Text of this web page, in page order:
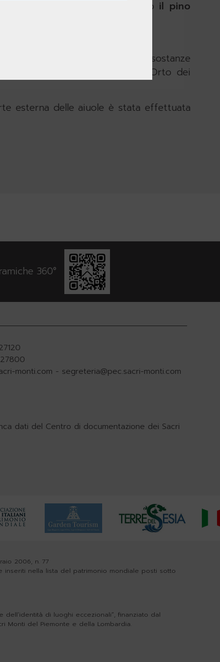
Fra le specie arboree vi sono il pino
come fonte principale di sostanze
da cui deriva il termine “Orto dei
esterna delle aiuole è stata effettuata
360°
monti.com - segreteria@pec.sacri-monti.com
dati del Centro di documentazione dei Sacri
2006, n. 77
nella lista del patrimonio mondiale posti sotto
di luoghi eccezionali”, finanziato dal
Monti del Piemonte e della Lombardia.